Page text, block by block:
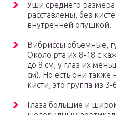
Уши среднего
расставлены, без
внутренней опушкой.
Вибриссы объемные,
Около рта их 8-18 с
до 8 см, у глаз их
см). Но есть они также
кисти, это группа из
Глаза большие и